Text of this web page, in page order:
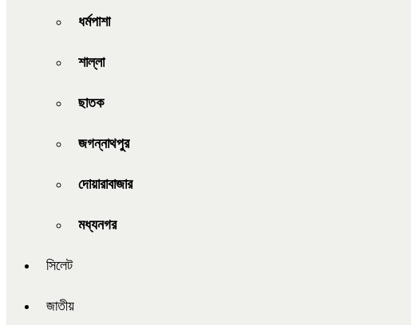
ধর্মপাশা
শাল্লা
ছাতক
জগন্নাথপুর
দোয়ারাবাজার
মধ্যনগর
সিলেট
জাতীয়